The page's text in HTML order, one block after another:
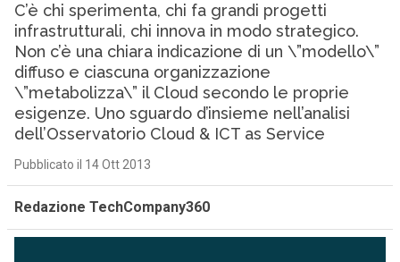
C’è chi sperimenta, chi fa grandi progetti
infrastrutturali, chi innova in modo strategico.
Non c’è una chiara indicazione di un \”modello\”
diffuso e ciascuna organizzazione
\”metabolizza\” il Cloud secondo le proprie
esigenze. Uno sguardo d’insieme nell’analisi
dell’Osservatorio Cloud & ICT as Service
Pubblicato il 14 Ott 2013
Redazione TechCompany360